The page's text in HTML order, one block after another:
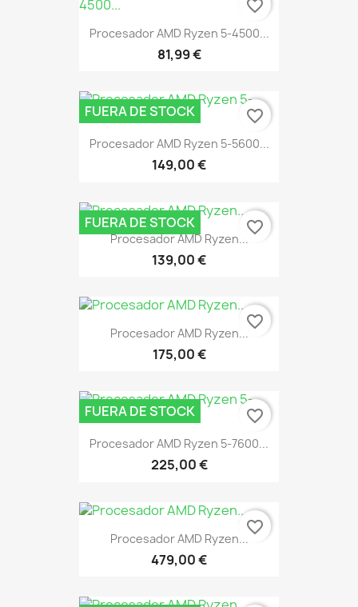
Procesador AMD Ryzen 5-4500...
81,99 €
favorite_border
Procesador AMD Ryzen 5-5600...
149,00 €
FUERA DE STOCK favorite_border
Procesador AMD Ryzen...
139,00 €
FUERA DE STOCK favorite_border
Procesador AMD Ryzen...
175,00 €
favorite_border
Procesador AMD Ryzen 5-7600...
225,00 €
FUERA DE STOCK favorite_border
Procesador AMD Ryzen...
479,00 €
favorite_border